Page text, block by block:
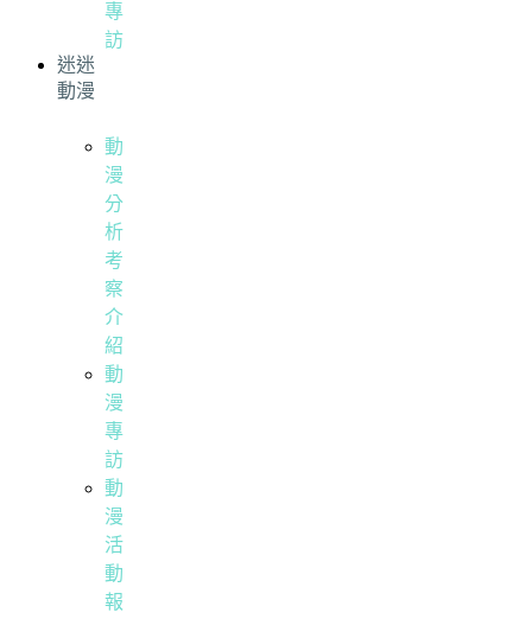
專
訪
迷迷
動漫
動
漫
分
析
考
察
介
紹
動
漫
專
訪
動
漫
活
動
報